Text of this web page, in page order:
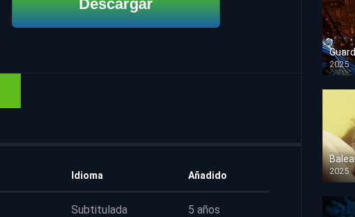
Descargar
Idioma Añadido
Subtitulada 5 años
2025
HD
2025
HD